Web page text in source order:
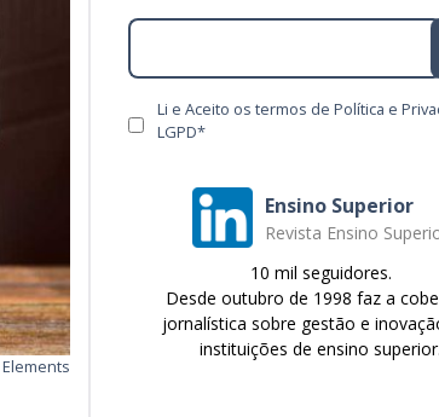
Li e Aceito os termos de Política e
LGPD*
Ensino Superior
Revista Ensino
10 mil seguidores.
Desde outubro de 1998 faz a
jornalística sobre gestão e
instituições de ensino superior.